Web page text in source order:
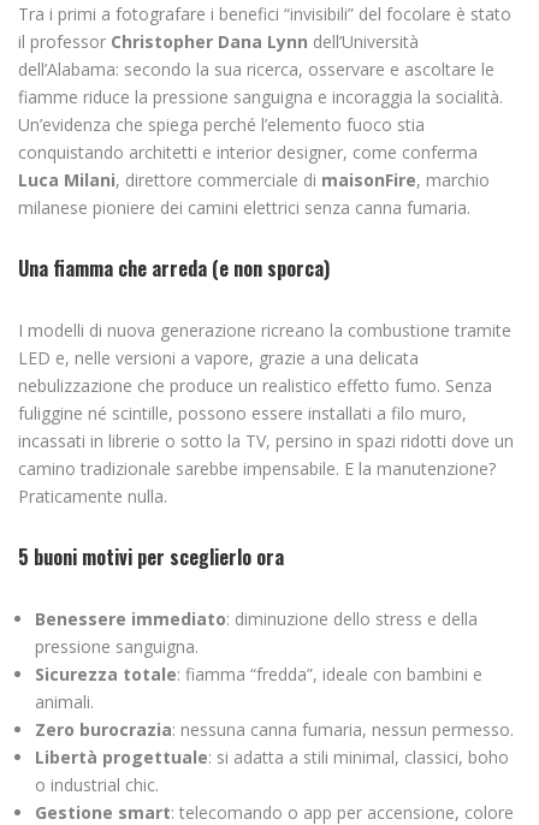
Tra i primi a fotografare i benefici “invisibili” del focolare è stato
il professor Christopher Dana Lynn dell’Università
dell’Alabama: secondo la sua ricerca, osservare e ascoltare le
fiamme riduce la pressione sanguigna e incoraggia la socialità.
Un’evidenza che spiega perché l’elemento fuoco stia
conquistando architetti e interior designer, come conferma
Luca Milani, direttore commerciale di maisonFire, marchio
milanese pioniere dei camini elettrici senza canna fumaria.
Una fiamma che arreda (e non sporca)
I modelli di nuova generazione ricreano la combustione tramite
LED e, nelle versioni a vapore, grazie a una delicata
nebulizzazione che produce un realistico effetto fumo. Senza
fuliggine né scintille, possono essere installati a filo muro,
incassati in librerie o sotto la TV, persino in spazi ridotti dove un
camino tradizionale sarebbe impensabile. E la manutenzione?
Praticamente nulla.
5 buoni motivi per sceglierlo ora
Benessere immediato: diminuzione dello stress e della
pressione sanguigna.
Sicurezza totale: fiamma “fredda”, ideale con bambini e
animali.
Zero burocrazia: nessuna canna fumaria, nessun permesso.
Libertà progettuale: si adatta a stili minimal, classici, boho
o industrial chic.
Gestione smart: telecomando o app per accensione, colore